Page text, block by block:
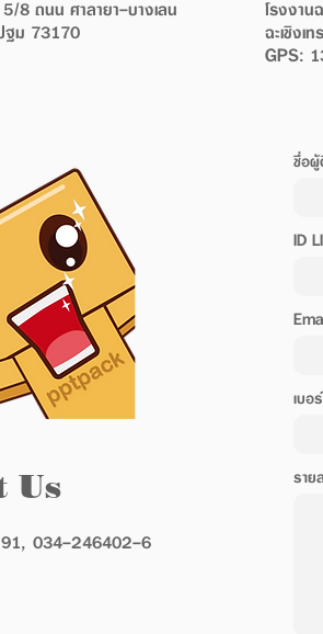
8 ถนน ศาลายา-บางเลน
ฐม 73170
โรงงาน
ฉะเชิงเ
GPS:
Us
, 034-246402-6
ชื่อ
ID
เบอ
ราย